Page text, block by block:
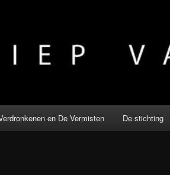
en De Vermisten De stichting